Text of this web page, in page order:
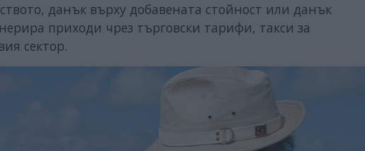
данък върху добавената стойност или данък
приходи чрез търговски тарифи, такси за
сектор.